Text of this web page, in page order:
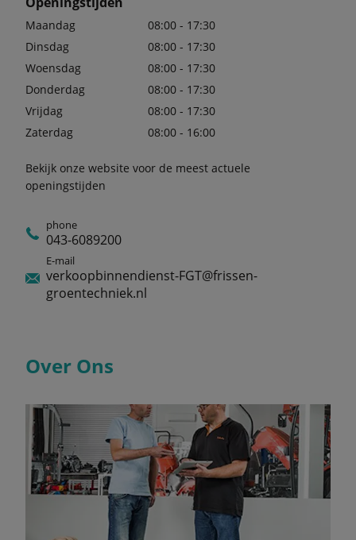
Maandag
08:00 - 17:30
Dinsdag
08:00 - 17:30
Woensdag
08:00 - 17:30
Donderdag
08:00 - 17:30
Vrijdag
08:00 - 17:30
Zaterdag
08:00 - 16:00
Bekijk onze website voor de meest actuele
openingstijden
phone
043-6089200
E-mail
verkoopbinnendienst-FGT@frissen-
groentechniek.nl
Over Ons